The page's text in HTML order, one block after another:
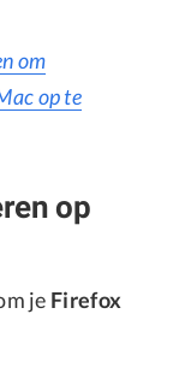
om
op te
op
je Firefox